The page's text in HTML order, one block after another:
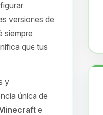
versiones de
siempre
que tus
y
única de
e